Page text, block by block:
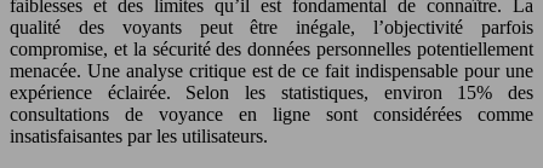
faiblesses et des limites qu’il est fondamental de connaître. La
qualité des voyants peut être inégale, l’objectivité parfois
compromise, et la sécurité des données personnelles potentiellement
menacée. Une analyse critique est de ce fait indispensable pour une
expérience éclairée. Selon les statistiques, environ 15% des
consultations de voyance en ligne sont considérées comme
insatisfaisantes par les utilisateurs.